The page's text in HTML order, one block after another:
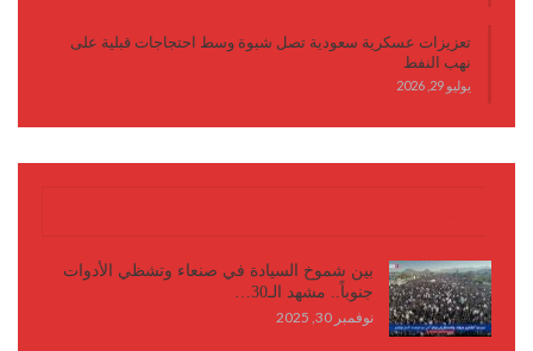
تعزيزات عسكرية سعودية تصل شبوة وسط احتجاجات قبلية على
نهب النفط
يوليو 29, 2026
بين شموخ السيادة في صنعاء وتشظي الأدوات
جنوباً.. مشهد الـ30…
نوفمبر 30, 2025